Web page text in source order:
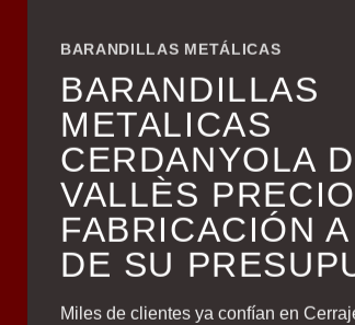
BARANDILLAS METÁLICAS
BARANDILLAS
METALICAS
CERDANYOLA
VALLÈS
FABRICACIÓN
DE SU
Miles de clientes ya confían en